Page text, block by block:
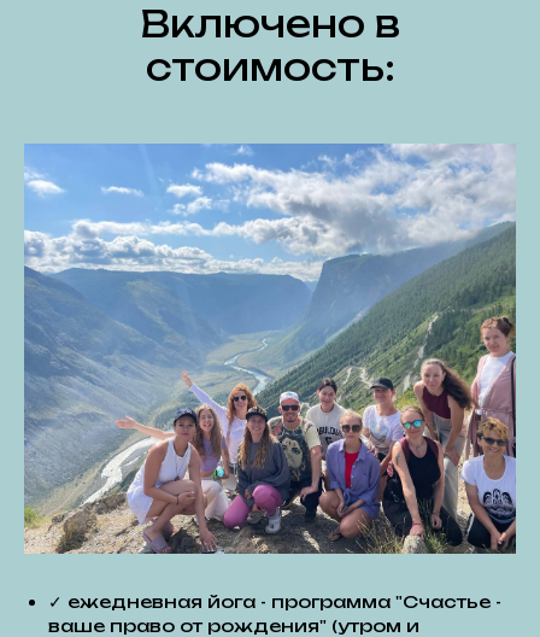
Включено в
стоимость:
✓ ежедневная йога - программа "Счастье -
ваше право от рождения" (утром и